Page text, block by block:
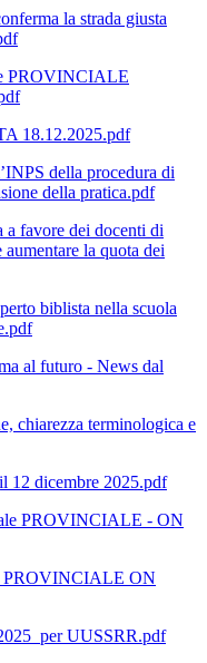
la strada giusta
PROVINCIALE
18.12.2025.pdf
della procedura di
della pratica.pdf
a favore dei docenti di
la quota dei
biblista nella scuola
al futuro - News dal
chiarezza terminologica e
12 dicembre 2025.pdf
PROVINCIALE - ON
PROVINCIALE ON
UUSSRR.pdf